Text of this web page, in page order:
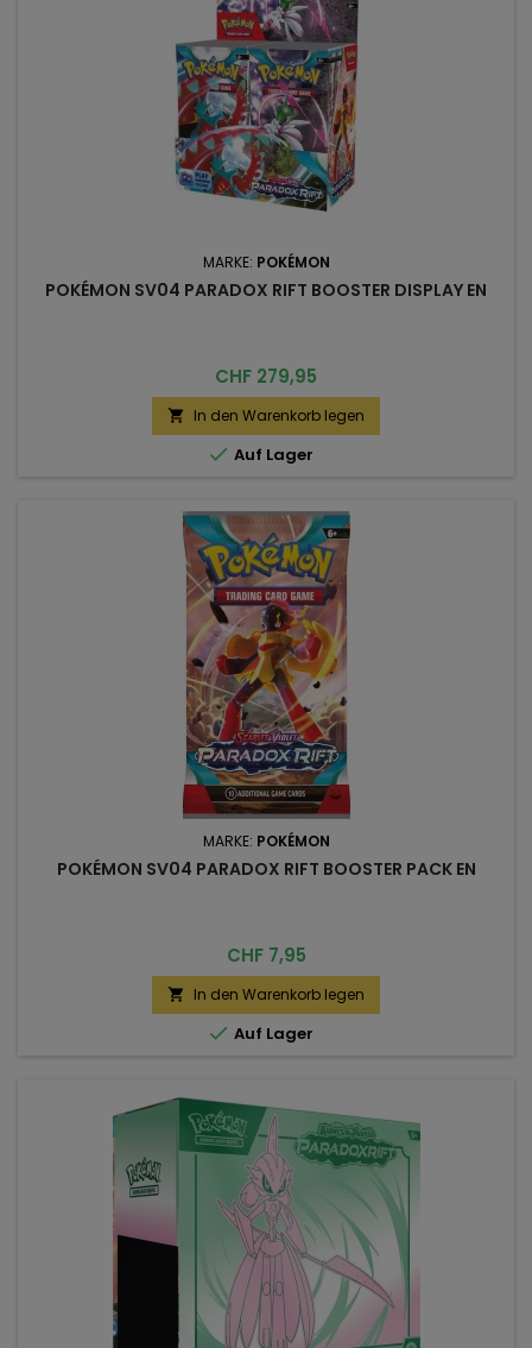
MARKE: POKÉMON
POKÉMON SV04 PARADOX RIFT BOOSTER DISPLAY EN
Preis
CHF 279,95
 In den Warenkorb legen
 Auf Lager
MARKE: POKÉMON
POKÉMON SV04 PARADOX RIFT BOOSTER PACK EN
Preis
CHF 7,95
 In den Warenkorb legen
 Auf Lager